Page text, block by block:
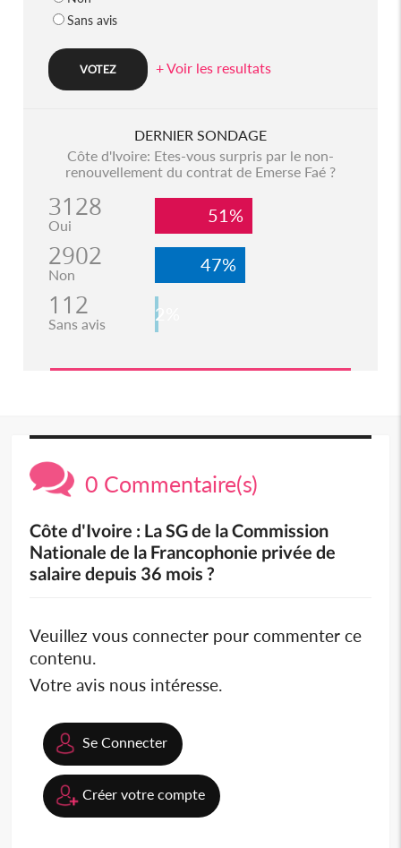
Sans avis
+ Voir les resultats
DERNIER SONDAGE
Côte d'Ivoire: Etes-vous surpris par le non-
renouvellement du contrat de Emerse Faé ?
3128
Oui 51%
2902
Non 47%
112
Sans avis 2%
0 Commentaire(s)
Côte d'Ivoire : La SG de la Commission
Nationale de la Francophonie privée de
salaire depuis 36 mois ?
Veuillez vous connecter pour commenter ce
contenu.
Votre avis nous intéresse.
Se Connecter
Créer votre compte